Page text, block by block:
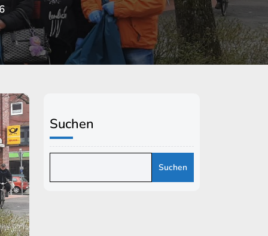
Suchen
Suchen